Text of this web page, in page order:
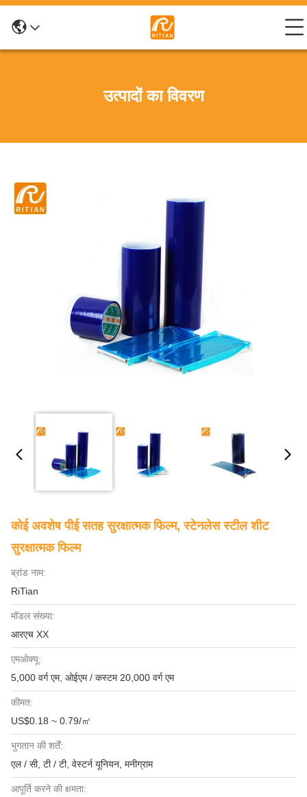
उत्पादों का विवरण
कोई अवशेष पीई सतह सुरक्षात्मक फिल्म, स्टेनलेस स्टील शीट
सुरक्षात्मक फिल्म
ब्रांड नाम:
RiTian
मॉडल संख्या:
आरएच XX
एमओक्यू:
5,000 वर्ग एम, ओईएम / कस्टम 20,000 वर्ग एम
कीमत:
US$0.18 ~ 0.79/㎡
भुगतान की शर्तें:
एल / सी, टी / टी, वेस्टर्न यूनियन, मनीग्राम
आपूर्ति करने की क्षमता: